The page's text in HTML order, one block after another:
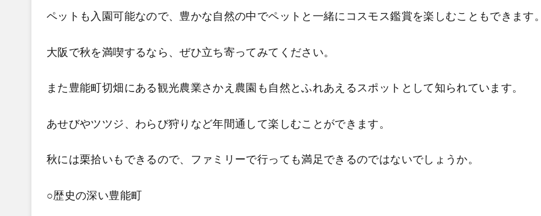
ペットも入園可能なので、豊かな自然の中でペットと一緒にコスモス鑑賞を楽しむこともできます
大阪で秋を満喫するなら、ぜひ立ち寄ってみてください。
また豊能町切畑にある観光農業さかえ農園も自然とふれあえるスポットとして知られています。
あせびやツツジ、わらび狩りなど年間通して楽しむことができます。
秋には栗拾いもできるので、ファミリーで行っても満足できるのではないでしょうか。
○歴史の深い豊能町